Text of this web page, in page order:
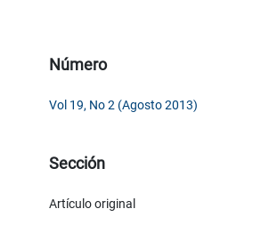
Número
Vol 19, No 2 (Agosto 2013)
Sección
Artículo original